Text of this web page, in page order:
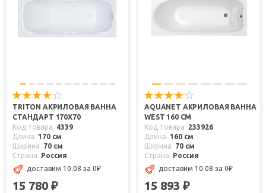
TRITON АКРИЛОВАЯ ВАННА
СТАНДАРТ 170X70
Код товара
4339
Длина
170 см
Ширина
70 см
Страна
Россия
доставим 10.08 за 0₽
15 780 ₽
AQUANET АКРИЛОВАЯ ВАННА
WEST 160 СМ
Код товара
233926
Длина
160 см
Ширина
70 см
Страна
Россия
доставим 10.08 за 0₽
15 893 ₽